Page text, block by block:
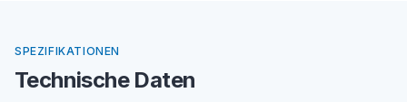
SPEZIFIKATIONEN
Technische Daten